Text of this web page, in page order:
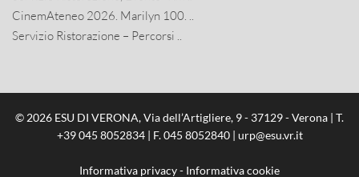
CinemAteneo 2026. Marilyn 100. ..
Servizio Ristorazione – Percorsi ..
© 2026 ESU DI VERONA, Via dell’Artigliere, 9 - 37129 - Verona | T.
+39 045 8052834| F. 045 8052840 | urp@esu.vr.it
Informativa privacy- Informativa cookie